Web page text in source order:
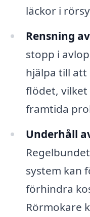
läckor i
Rensning
stopp i
hjälpa till att
flödet,
framtida
Underhåll
system kan
förhindra
Rörmokare